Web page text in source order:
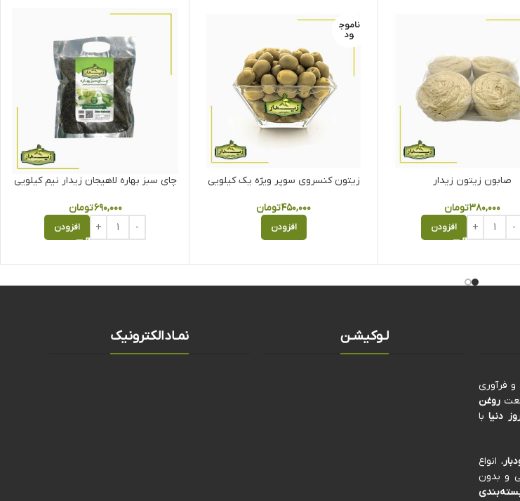
صابون زیتون زیدار
۳۸۰,۰۰۰تومان
افزودن
ناموج
ود
زیتون کنسروی سوپر ویژه یک کیلویی
۴۵۰,۰۰۰تومان
افزودن
چای سبز بهاره لاهیجان زیدار نیم کیلویی
۶۹۰,۰۰۰تومان
افزودن
روغن
دنیابا
، انواع
و بدون
لـوکیشـن نمـادالکترونیک